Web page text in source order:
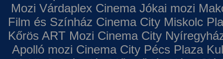
Mozi Várdaplex Cinema Jókai mozi
Film és Színház Cinema City Miskolc
Kőrös ART Mozi Cinema City
Apolló mozi Cinema City Pécs Plaza